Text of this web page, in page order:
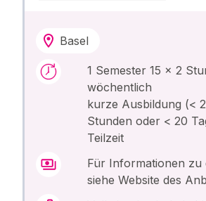
Basel
1 Semester 15 x 2
wöchentlich
kurze Ausbildung (<
Stunden oder < 20
Teilzeit
Für Informationen zu
siehe Website des